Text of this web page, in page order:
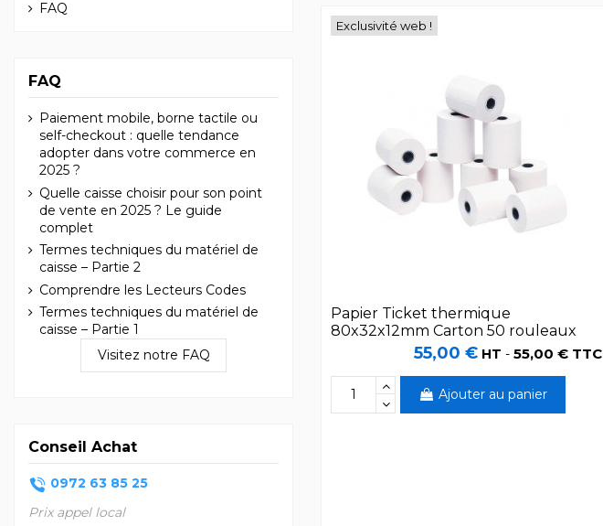
Exclusivité web !
Papier Ticket thermique
80x32x12mm Carton 50 rouleaux
55,00 € HT -55,00 € TTC
Ajouter au panier
FAQ
FAQ
Paiement mobile, borne tactile ou
self-checkout : quelle tendance
adopter dans votre commerce en
2025 ?
Quelle caisse choisir pour son point
de vente en 2025 ? Le guide
complet
Termes techniques du matériel de
caisse – Partie 2
Comprendre les Lecteurs Codes
Termes techniques du matériel de
caisse – Partie 1
Visitez notre FAQ
Conseil Achat
0972 63 85 25
Prix appel local